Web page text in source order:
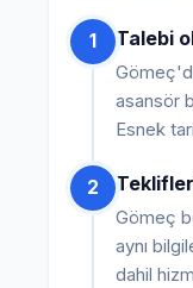
1 Talebi
asansör
Esnek
2
Gömeç
aynı
dahil